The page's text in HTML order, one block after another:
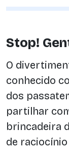
Stop!
O
conhecido
dos
partilhar
brincadeira
de